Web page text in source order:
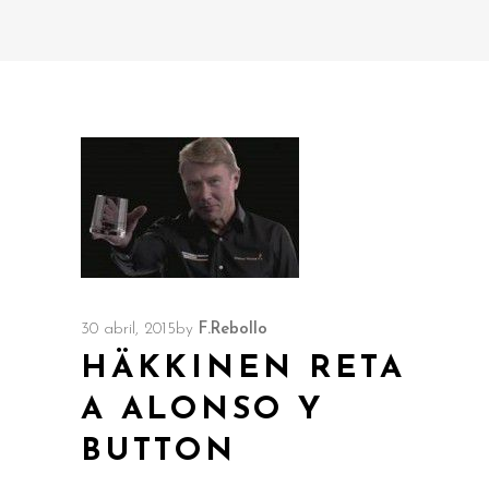
30 abril, 2015by F.Rebollo
HÄKKINEN RETA
A ALONSO Y
BUTTON